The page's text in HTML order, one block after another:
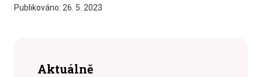
Publikováno: 26. 5. 2023
Aktuálně